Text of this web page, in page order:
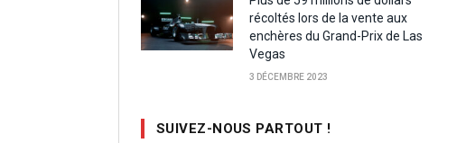
récoltés lors de la vente aux
enchères du Grand-Prix de Las
Vegas
3 DÉCEMBRE 2023
SUIVEZ-NOUS PARTOUT !